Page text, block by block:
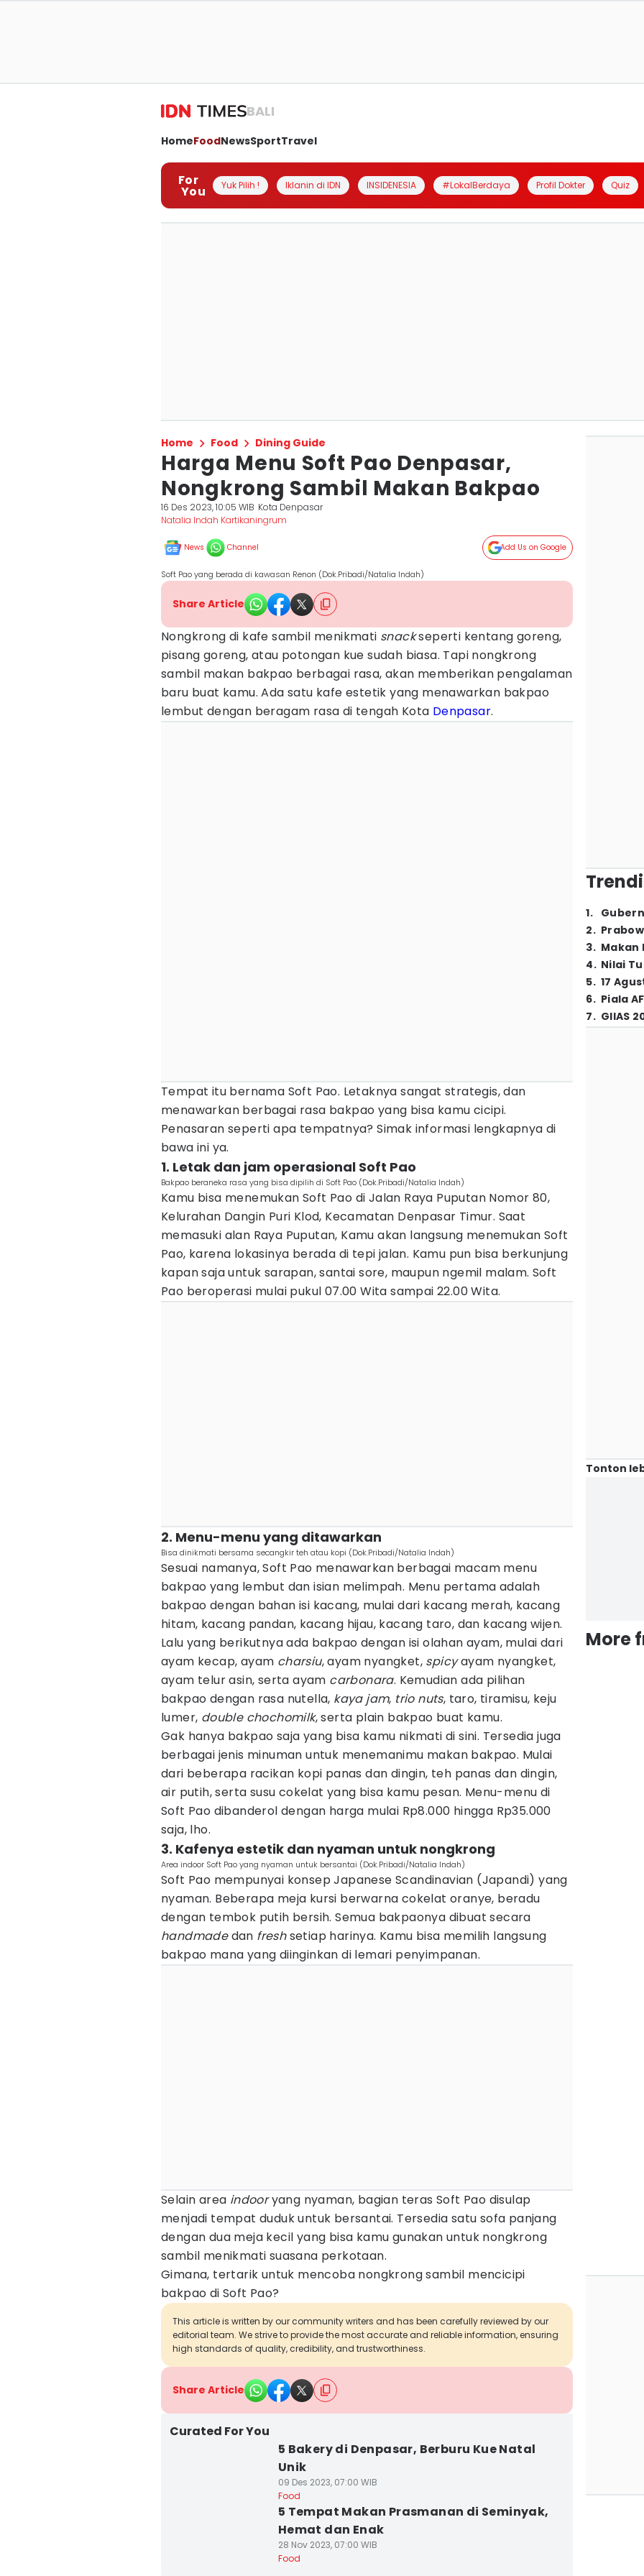
BALI
HomeFoodNewsSportTravel
For
You Yuk Pilih ! Iklanin di IDN INSIDENESIA #LokalBerdaya Profil Dokter Quiz
Home Food Dining Guide
Harga Menu Soft Pao Denpasar,
Nongkrong Sambil Makan Bakpao
16 Des 2023, 10:05 WIB Kota Denpasar
Natalia Indah Kartikaningrum
News Channel Add Us on Google
Soft Pao yang berada di kawasan Renon (Dok.Pribadi/Natalia Indah)
Share Article
Nongkrong di kafe sambil menikmati snackseperti kentang goreng,
pisang goreng, atau potongan kue sudah biasa. Tapi nongkrong
sambil makan bakpao berbagai rasa, akan memberikan pengalaman
baru buat kamu. Ada satu kafe estetik yang menawarkan bakpao
lembut dengan beragam rasa di tengah Kota Denpasar.
Tempat itu bernama Soft Pao. Letaknya sangat strategis, dan
menawarkan berbagai rasa bakpao yang bisa kamu cicipi.
Penasaran seperti apa tempatnya? Simak informasi lengkapnya di
bawa ini ya.
1. Letak dan jam operasional Soft Pao
Bakpao beraneka rasa yang bisa dipilih di Soft Pao (Dok.Pribadi/Natalia Indah)
Kamu bisa menemukan Soft Pao di Jalan Raya Puputan Nomor 80,
Kelurahan Dangin Puri Klod, Kecamatan Denpasar Timur. Saat
memasuki alan Raya Puputan, Kamu akan langsung menemukan Soft
Pao, karena lokasinya berada di tepi jalan. Kamu pun bisa berkunjung
kapan saja untuk sarapan, santai sore, maupun ngemil malam. Soft
Pao beroperasi mulai pukul 07.00 Wita sampai 22.00 Wita.
2. Menu-menu yang ditawarkan
Bisa dinikmati bersama secangkir teh atau kopi (Dok.Pribadi/Natalia Indah)
Sesuai namanya, Soft Pao menawarkan berbagai macam menu
bakpao yang lembut dan isian melimpah. Menu pertama adalah
bakpao dengan bahan isi kacang, mulai dari kacang merah, kacang
hitam, kacang pandan, kacang hijau, kacang taro, dan kacang wijen.
Lalu yang berikutnya ada bakpao dengan isi olahan ayam, mulai dari
ayam kecap, ayam charsiu, ayam nyangket, spicyayam nyangket,
ayam telur asin, serta ayam carbonara. Kemudian ada pilihan
bakpao dengan rasa nutella, kaya jam, trio nuts, taro, tiramisu, keju
lumer, double chochomilk, serta plain bakpao buat kamu.
Gak hanya bakpao saja yang bisa kamu nikmati di sini. Tersedia juga
berbagai jenis minuman untuk menemanimu makan bakpao. Mulai
dari beberapa racikan kopi panas dan dingin, teh panas dan dingin,
air putih, serta susu cokelat yang bisa kamu pesan. Menu-menu di
Soft Pao dibanderol dengan harga mulai Rp8.000 hingga Rp35.000
saja, lho.
3. Kafenya estetik dan nyaman untuk nongkrong
Area indoor Soft Pao yang nyaman untuk bersantai (Dok.Pribadi/Natalia Indah)
Soft Pao mempunyai konsep Japanese Scandinavian (Japandi) yang
nyaman. Beberapa meja kursi berwarna cokelat oranye, beradu
dengan tembok putih bersih. Semua bakpaonya dibuat secara
handmadedan freshsetiap harinya. Kamu bisa memilih langsung
bakpao mana yang diinginkan di lemari penyimpanan.
Selain area indooryang nyaman, bagian teras Soft Pao disulap
menjadi tempat duduk untuk bersantai. Tersedia satu sofa panjang
dengan dua meja kecil yang bisa kamu gunakan untuk nongkrong
sambil menikmati suasana perkotaan.
Gimana, tertarik untuk mencoba nongkrong sambil mencicipi
bakpao di Soft Pao?
This article is written by our community writers and has been carefully reviewed by our
editorial team. We strive to provide the most accurate and reliable information, ensuring
high standards of quality, credibility, and trustworthiness.
Share Article
Curated For You
5 Bakery di Denpasar, Berburu Kue Natal
Unik
09 Des 2023, 07:00 WIB
Food
5 Tempat Makan Prasmanan di Seminyak,
Hemat dan Enak
28 Nov 2023, 07:00 WIB
Food
1.
2.
3. Makan
4. Nilai
5. 17
6. Piala
7. GIIAS
Tonton
More